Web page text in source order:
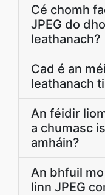
Cé chomh
JPEG do
leathanach?
Cad é an
leathanach
An féidir
a chumasc
amháin?
An bhfuil
linn JPEG